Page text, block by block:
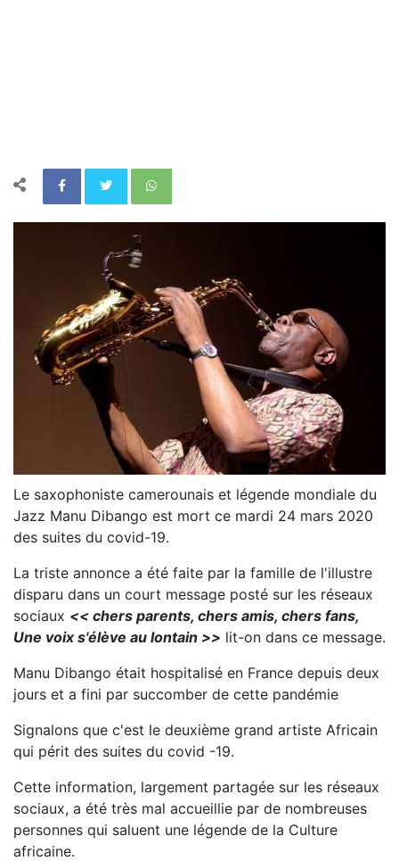
Le saxophoniste camerounais et légende mondiale du
Jazz Manu Dibango est mort ce mardi 24 mars 2020
des suites du covid-19.
La triste annonce a été faite par la famille de l'illustre
disparu dans un court message posté sur les réseaux
sociaux << chers parents, chers amis, chers fans,
Une voix s'élève au lontain >> lit-on dans ce message.
Manu Dibango était hospitalisé en France depuis deux
jours et a fini par succomber de cette pandémie
Signalons que c'est le deuxième grand artiste Africain
qui périt des suites du covid -19.
Cette information, largement partagée sur les réseaux
sociaux, a été très mal accueillie par de nombreuses
personnes qui saluent une légende de la Culture
africaine.